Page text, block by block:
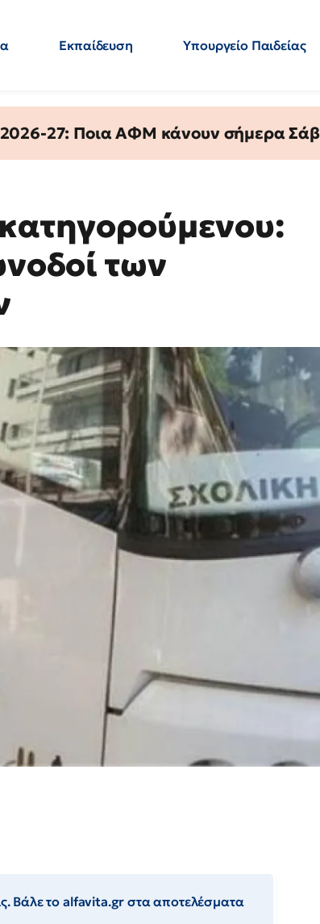
Εκπαίδευση Υπουργείο Παιδείας
2026-27: Ποια ΑΦΜ κάνουν σήμερα
των
Βάλε το alfavita.gr στα αποτελέσματα